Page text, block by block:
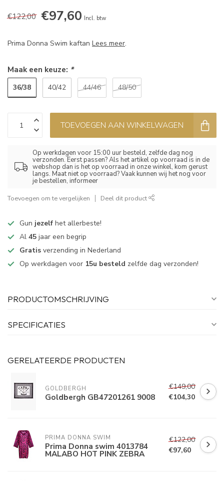
€122,00 €97,60 Incl. btw
Prima Donna Swim kaftan Lees meer.
Maak een keuze: *
36/38 40/42 44/46 48/50
TOEVOEGEN AAN WINKELWAGEN
Op werkdagen voor 15:00 uur besteld, zelfde dag nog
verzonden. Eerst passen? Als het artikel op voorraad is in de
webshop dan is het op voorraad in onze winkel, kom gerust
langs. Maat niet op voorraad? Vaak kunnen wij het nog voor
je bestellen, informeer
Toevoegen om te vergelijken Deel dit product
Gun jezelf het allerbeste!
Al 45 jaar een begrip
Gratis verzending in Nederland
Op werkdagen voor 15u besteld zelfde dag verzonden!
PRODUCTOMSCHRIJVING
SPECIFICATIES
GERELATEERDE PRODUCTEN
GOLDBERGH
Goldbergh GB47201261 9008
€149,00
€104,30
PRIMA DONNA SWIM
Prima Donna swim 4013784
MALABO HOT PINK ZEBRA
€122,00
€97,60